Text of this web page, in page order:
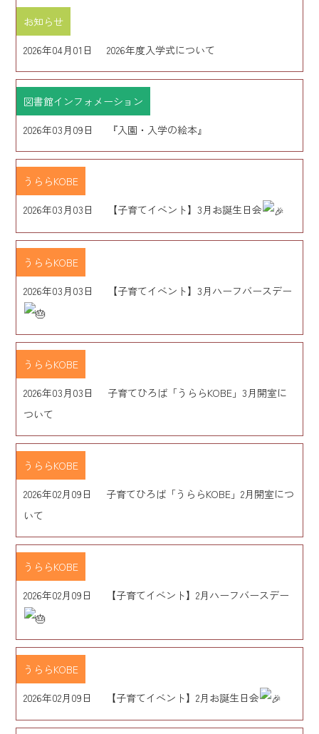
お知らせ
2026年04月01日
2026年度入学式について
図書館インフォメーション
2026年03月09日
『入園・入学の絵本』
うららKOBE
2026年03月03日
【子育てイベント】3月お誕生日会
うららKOBE
2026年03月03日
【子育てイベント】3月ハーフバースデー
うららKOBE
2026年03月03日
子育てひろば「うららKOBE」3月開室に
ついて
うららKOBE
2026年02月09日
子育てひろば「うららKOBE」2月開室につ
いて
うららKOBE
2026年02月09日
【子育てイベント】2月ハーフバースデー
うららKOBE
2026年02月09日
【子育てイベント】2月お誕生日会